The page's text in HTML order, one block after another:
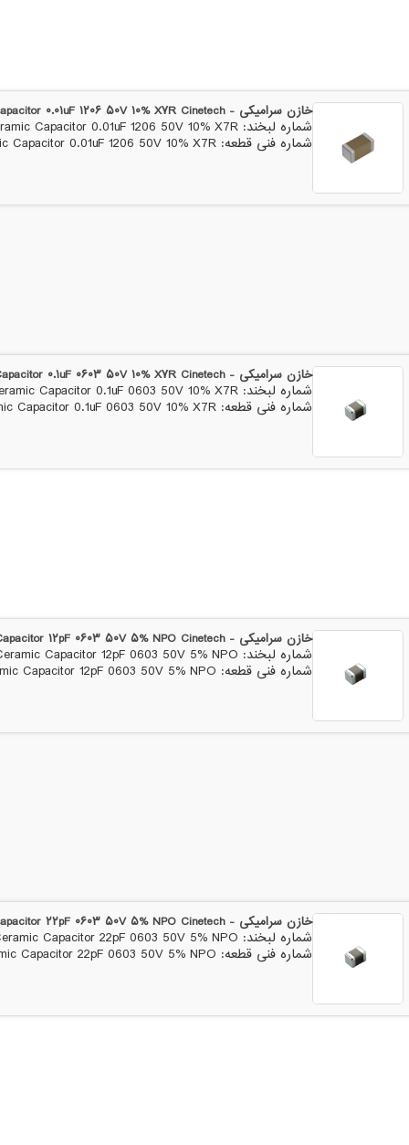
CC0603KRX7R8BB334
CL10B105KO8NNNC
CC0805JKNPO8BN472
خازن سرامیکی - Ceramic Capacitor ۰.۰۱uF ۱۲۰۶ ۵۰V ۱۰% X۷R Cinetech
شماره لبخند: Ceramic Capacitor 0.01uF 1206 50V 10% X7R
شماره فنی قطعه: Ceramic Capacitor 0.01uF 1206 50V 10% X7R
خازن سرامیکی - Ceramic Capacitor ۰.۱uF ۰۶۰۳ ۵۰V ۱۰% X۷R Cinetech
شماره لبخند: Ceramic Capacitor 0.1uF 0603 50V 10% X7R
شماره فنی قطعه: Ceramic Capacitor 0.1uF 0603 50V 10% X7R
خازن سرامیکی - Ceramic Capacitor ۱۲pF ۰۶۰۳ ۵۰V ۵% NPO Cinetech
شماره لبخند: Ceramic Capacitor 12pF 0603 50V 5% NPO
شماره فنی قطعه: Ceramic Capacitor 12pF 0603 50V 5% NPO
خازن سرامیکی - Ceramic Capacitor ۲۲pF ۰۶۰۳ ۵۰V ۵% NPO Cinetech
شماره لبخند: Ceramic Capacitor 22pF 0603 50V 5% NPO
شماره فنی قطعه: Ceramic Capacitor 22pF 0603 50V 5% NPO